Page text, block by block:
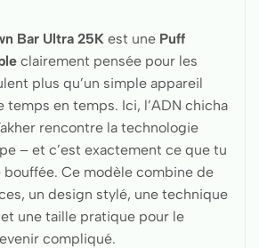
Bar Ultra 25K est une Puff
clairement pensée pour les
plus qu’un simple appareil
temps en temps. Ici, l’ADN chicha
rencontre la technologie
– et c’est exactement ce que tu
bouffée. Ce modèle combine de
un design stylé, une technique
une taille pratique pour le
compliqué.